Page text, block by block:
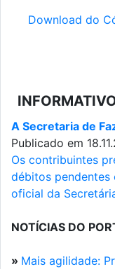
Download do
A Secretaria de
Publicado em
Os contribuintes
débitos pendentes
oficial da
NOTÍCIAS DO
» Mais agilidade: